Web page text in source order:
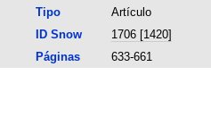
Tipo
Artículo
ID Snow
1706 [1420]
Páginas
633-661